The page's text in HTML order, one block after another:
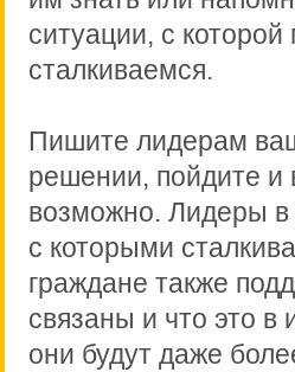
ситуации, с
сталкиваемся.
Пишите лидерам
решении, пойдите и
возможно. Лидеры в
с которыми
граждане также
связаны и что это в
они будут даже